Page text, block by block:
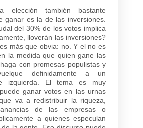
elección también bastante
ganar es la de las inversiones.
del 30% de los votos implica
lloverán las inversiones?
más que obvia: no. Y el no es
la medida que quien gane las
con promesas populistas y
definidamente a un
izquierda. El tema es muy
ganar votos en las urnas
va a redistribuir la riqueza,
de las empresas o
a quienes especulan